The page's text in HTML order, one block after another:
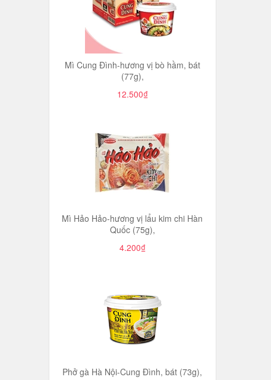
Mì Cung Đình-hương vị bò hầm, bát
(77g),
12.500₫
Mì Hảo Hảo-hương vị lẩu kim chi Hàn
Quốc (75g),
4.200₫
Phở gà Hà Nội-Cung Đình, bát (73g),